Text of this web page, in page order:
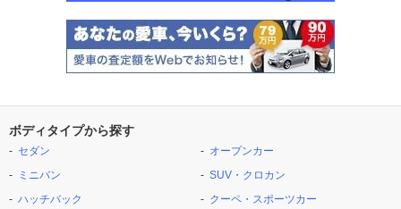
ボディタイプから探す
セダン
ミニバン
ハッチバック
オープンカー
SUV・クロカン
クーペ・スポーツカー